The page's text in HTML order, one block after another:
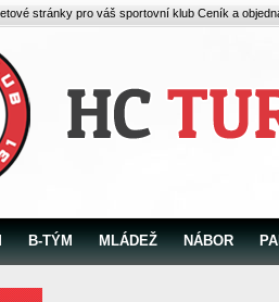
stránky pro váš sportovní klub Ceník a
B-TÝM MLÁDEŽ NÁBOR